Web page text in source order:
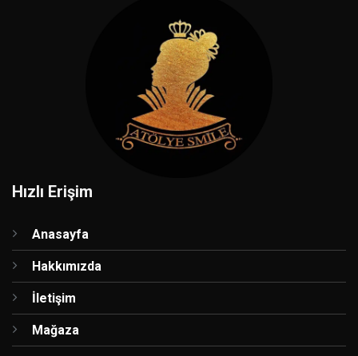
Hızlı Erişim
Anasayfa
Hakkımızda
İletişim
Mağaza